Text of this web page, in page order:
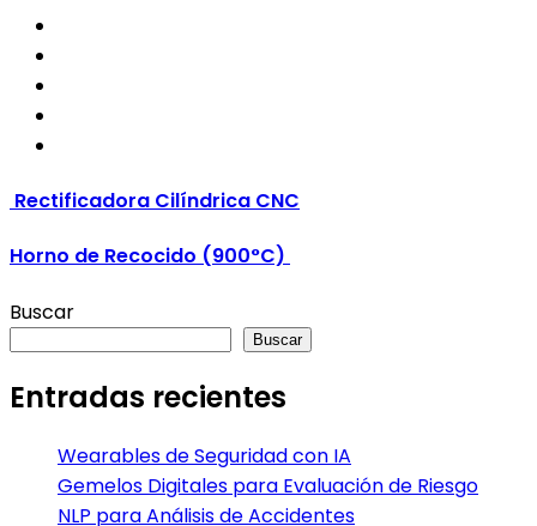
Rectificadora Cilíndrica CNC
Horno de Recocido (900°C)
Buscar
Buscar
Entradas recientes
Wearables de Seguridad con IA
Gemelos Digitales para Evaluación de Riesgo
NLP para Análisis de Accidentes